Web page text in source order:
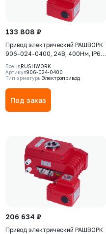
133 808 ₽
Привод электрический РАШВОРК
906-024-0400, 24В, 400Нм, IP67,
30сек
БрендRUSHWORK
Артикул906-024-0400
Тип арматурыЭлектропривод
Под заказ
206 634 ₽
Привод электрический РАШВОРК